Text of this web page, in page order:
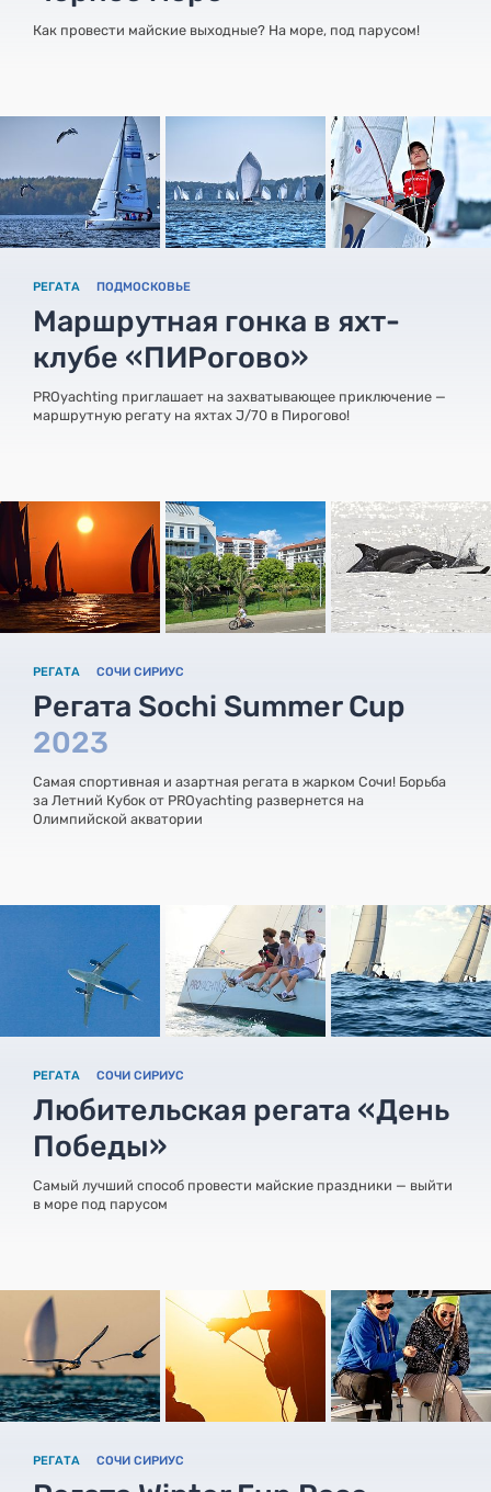
Как провести майские выходные? На море, под парусом!
РЕГАТА ПОДМОСКОВЬЕ
Маршрутная гонка в яхт-
клубе «ПИРогово»
PROyachting приглашает на захватывающее приключение —
маршрутную регату на яхтах J/70 в Пирогово!
РЕГАТА СОЧИ СИРИУС
Регата Sochi Summer Cup
2023
Самая спортивная и азартная регата в жарком Сочи! Борьба
за Летний Кубок от PROyachting развернется на
Олимпийской акватории
РЕГАТА СОЧИ СИРИУС
Любительская регата «День
Победы»
Самый лучший способ провести майские праздники — выйти
в море под парусом
РЕГАТА СОЧИ СИРИУС